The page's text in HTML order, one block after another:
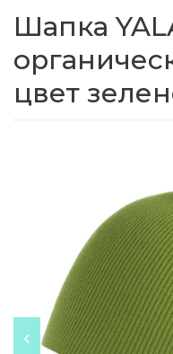
Шапка
цвет